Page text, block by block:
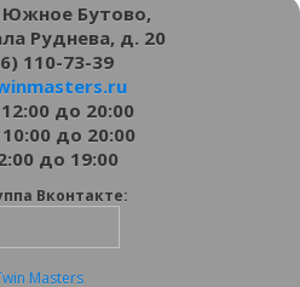
Южное Бутово,
Руднева, д. 20
110-73-39
до 20:00
до 20:00
до 19:00
Вконтакте: